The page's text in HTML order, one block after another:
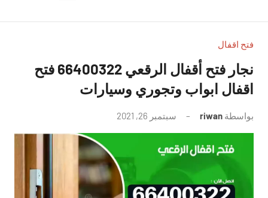
الكويت
للاعلانات
بالكويت
فتح اقفال
نجار فتح أقفال الرقعي 66400322 فتح
اقفال ابواب وتجوري وسيارات
بواسطة riwan سبتمبر 26, 2021
توجد
تعليقات